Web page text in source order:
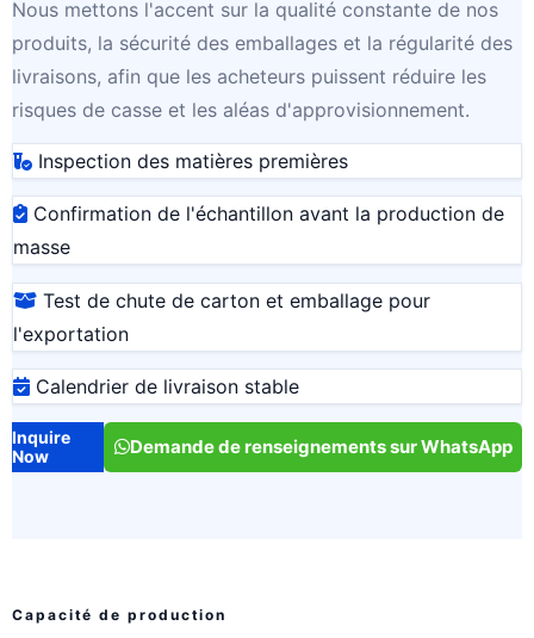
Nous mettons l'accent sur la qualité constante de nos
produits, la sécurité des emballages et la régularité des
livraisons, afin que les acheteurs puissent réduire les
risques de casse et les aléas d'approvisionnement.
Inspection des matières premières
Confirmation de l'échantillon avant la production de
masse
Test de chute de carton et emballage pour
l'exportation
Calendrier de livraison stable
Inquire
Now
Demande de renseignements sur WhatsApp
Capacité de production